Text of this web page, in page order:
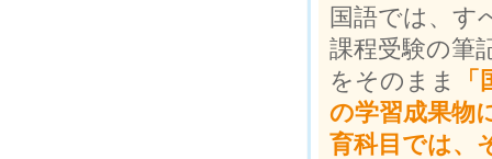
国語では、す
課程受験の筆
をそのまま
の学習成果物
育科目では、